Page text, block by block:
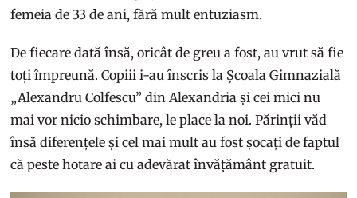
femeia de 33 de ani, fără mult entuziasm.
De fiecare dată însă, oricât de greu a fost, au vrut să fie
toți împreună. Copiii i-au înscris la Școala Gimnazială
„Alexandru Colfescu” din Alexandria și cei mici nu
mai vor nicio schimbare, le place la noi. Părinții văd
însă diferențele și cel mai mult au fost șocați de faptul
că peste hotare ai cu adevărat învățământ gratuit.